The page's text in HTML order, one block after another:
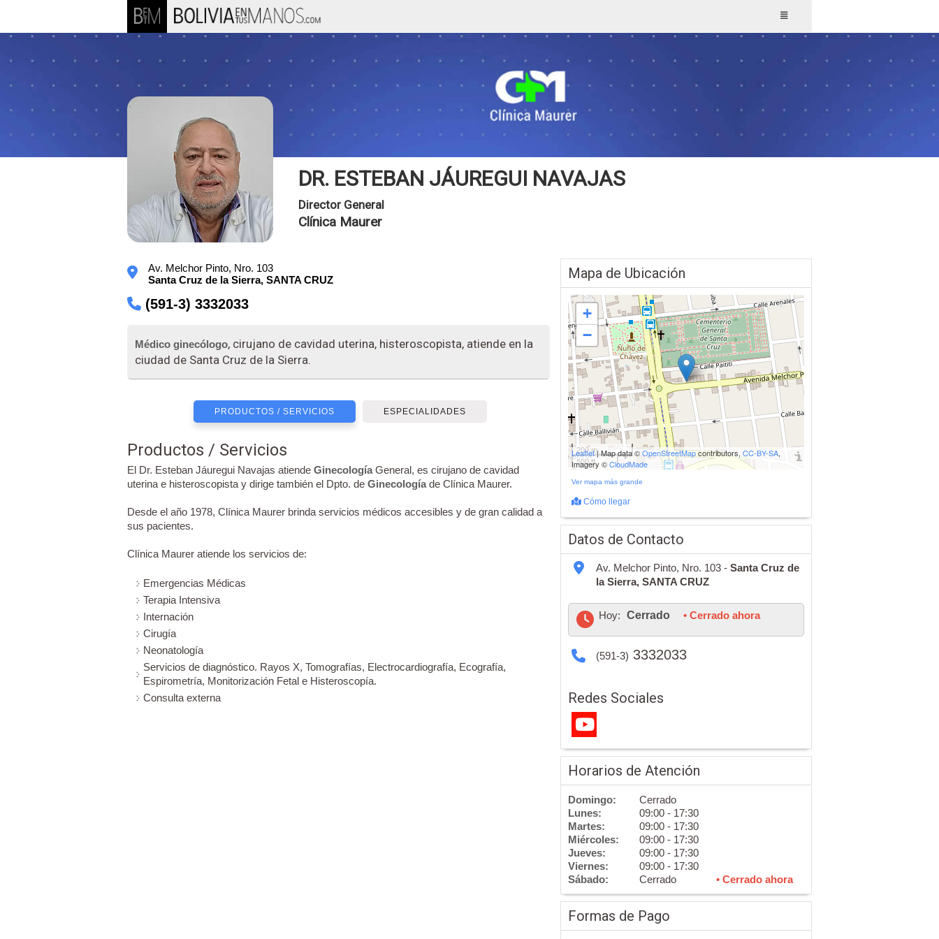
DR. ESTEBAN JÁUREGUI NAVAJAS
Director General
Clínica Maurer
Av. Melchor Pinto, Nro. 103
Santa Cruz de la Sierra, SANTA CRUZ
(591-3) 3332033
Médico ginecólogo, cirujano de cavidad uterina, histeroscopista, atiende en la
ciudad de Santa Cruz de la Sierra.
PRODUCTOS / SERVICIOS ESPECIALIDADES
Productos / Servicios
El Dr. Esteban Jáuregui Navajas atiende GinecologíaGeneral, es cirujano de cavidad
uterina e histeroscopista y dirige también el Dpto. de Ginecologíade Clínica Maurer.
Desde el año 1978, Clínica Maurer brinda servicios médicos accesibles y de gran calidad a
sus pacientes.
Clínica Maurer atiende los servicios de:
Emergencias Médicas
Terapia Intensiva
Internación
Cirugía
Neonatología
Servicios de diagnóstico. Rayos X, Tomografías, Electrocardiografía, Ecografía,
Espirometría, Monitorización Fetal e Histeroscopía.
Consulta externa
Mapa de Ubicación
+
−
200 m
500 ft
Leaflet| Map data ©OpenStreetMapcontributors, CC-BY-SA,
Imagery ©CloudMade
Ver mapa más grande
Cómo llegar
Datos de Contacto
Av. Melchor Pinto, Nro. 103 - Santa Cruz de
la Sierra, SANTA CRUZ
Hoy: Cerrado • Cerrado ahora
(591-3) 3332033
Redes Sociales
Horarios de Atención
Domingo:
Cerrado
Lunes:
09:00 - 17:30
Martes:
09:00 - 17:30
Miércoles:
09:00 - 17:30
Jueves:
09:00 - 17:30
Viernes:
09:00 - 17:30
Sábado:
Cerrado • Cerrado ahora
Formas de Pago